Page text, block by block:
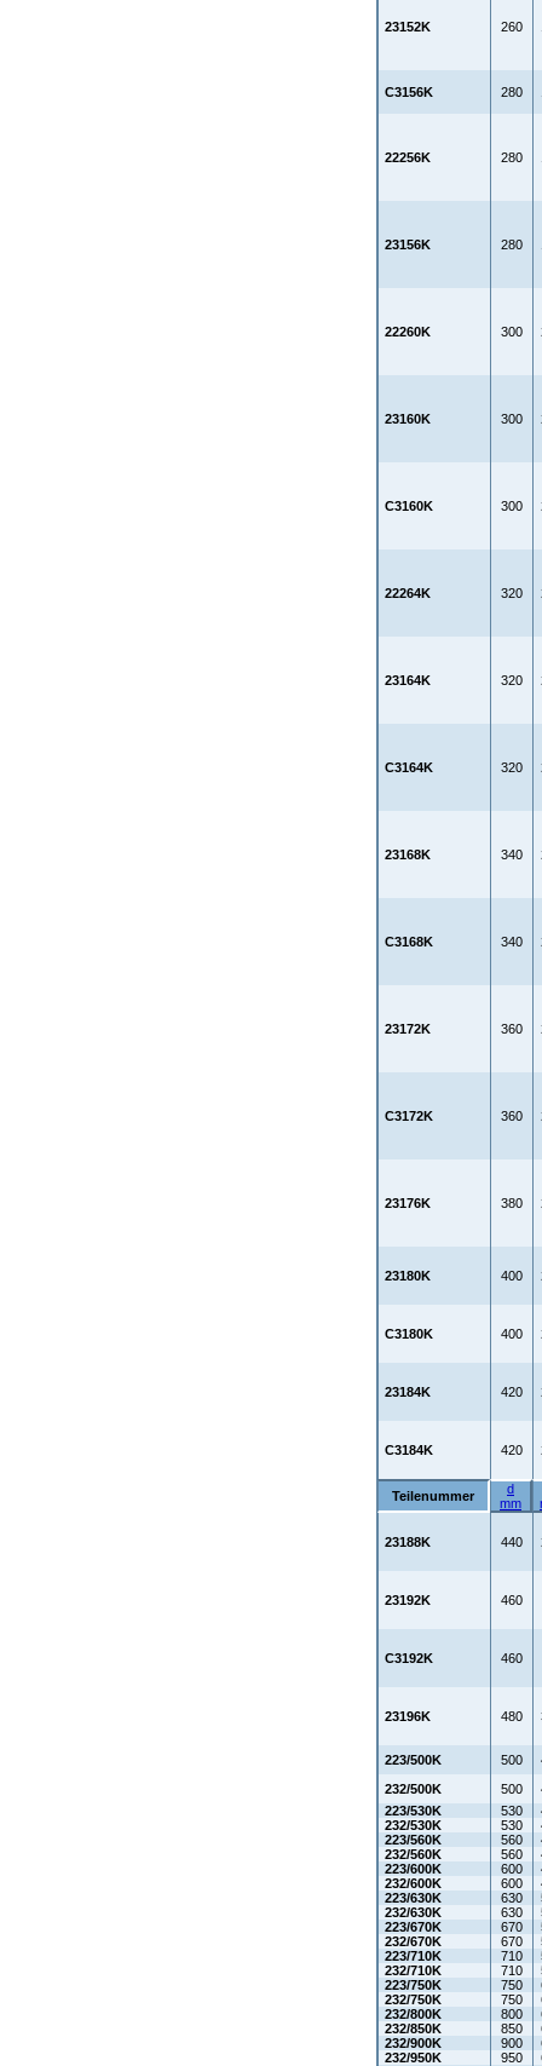
23152K 260
C3156K 280
22256K 280
23156K 280
22260K 300
23160K 300
C3160K 300
22264K 320
23164K 320
C3164K 320
23168K 340
C3168K 340
23172K 360
C3172K 360
23176K 380
23180K 400
C3180K 400
23184K 420
C3184K 420
Teilenummer
d
mm
23188K 440
23192K 460
C3192K 460
23196K 480
223/500K 500
232/500K
500
223/530K
530
232/530K
530
223/560K
560
232/560K
560
223/600K
600
232/600K
600
223/630K
630
232/630K
630
223/670K
670
232/670K
670
223/710K
710
232/710K
710
223/750K
750
232/750K
750
232/800K
800
232/850K
850
232/900K
900
232/950K
950